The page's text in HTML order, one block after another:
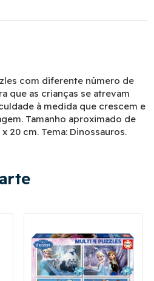
com diferente número de
que as crianças se atrevam
à medida que crescem e
Tamanho aproximado de
20 cm. Tema: Dinossauros.